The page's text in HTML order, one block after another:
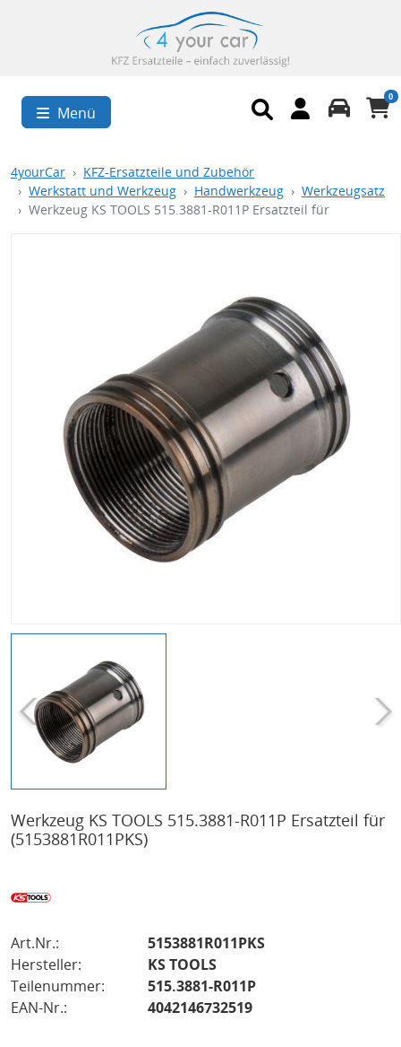
Menü
0
4yourCar
KFZ-Ersatzteile und Zubehör
Werkstatt und Werkzeug
Handwerkzeug
Werkzeugsatz
Werkzeug KS TOOLS 515.3881-R011P Ersatzteil für
Werkzeug KS TOOLS 515.3881-R011P Ersatzteil für
(5153881R011PKS)
Art.Nr.:
5153881R011PKS
Hersteller:
KS TOOLS
Teilenummer:
515.3881-R011P
EAN-Nr.:
4042146732519